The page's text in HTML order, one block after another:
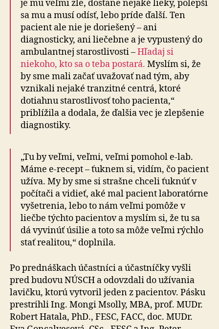
je mu veľmi zle, dostane nejaké lieky, polepší
sa mu a musí odísť, lebo príde ďalší. Ten
pacient ale nie je doriešený – ani
diagnosticky, ani liečebne a je vypustený do
ambulantnej starostlivosti –Hľadaj si
niekoho, kto sa o teba postará. Myslím si, že
by sme mali začať uvažovať nad tým, aby
vznikali nejaké tranzitné centrá, ktoré
dotiahnu starostlivosť toho pacienta,“
priblížila a dodala, že ďalšia vec je zlepšenie
diagnostiky.
„Tu by veľmi, veľmi, veľmi pomohol e-lab.
Máme e-recept – ťuknem si, vidím, čo pacient
užíva. My by sme si strašne chceli ťuknúť v
počítači a vidieť, aké mal pacient laboratórne
vyšetrenia, lebo to nám veľmi pomôže v
liečbe týchto pacientov a myslím si, že tu sa
dá vyvinúť úsilie a toto sa môže veľmi rýchlo
stať realitou,“ doplnila.
Po prednáškach účastníci a účastníčky vyšli
pred budovu NÚSCH a odovzdali do užívania
lavičku, ktorú vytvoril jeden z pacientov. Pásku
prestrihli Ing. Mongi Msolly, MBA, prof. MUDr.
Robert Hatala, PhD., FESC, FACC, doc. MUDr.